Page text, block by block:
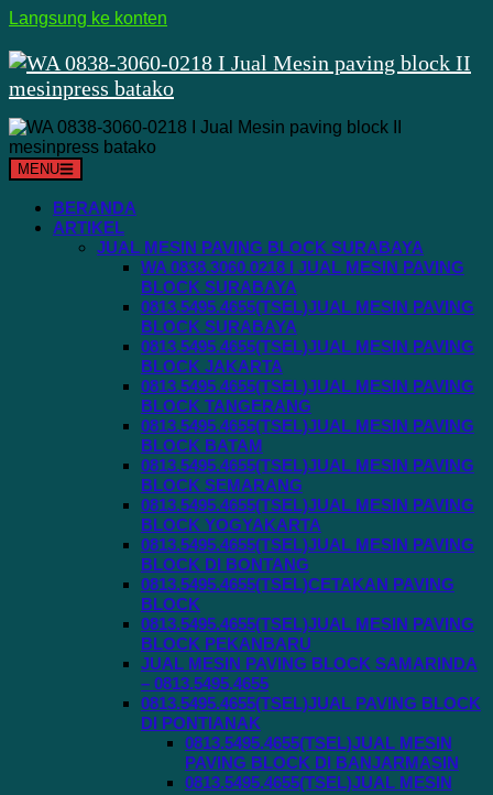
Langsung ke konten
MENU
BERANDA
ARTIKEL
JUAL MESIN PAVING BLOCK SURABAYA
WA 0838.3060.0218 I JUAL MESIN PAVING
BLOCK SURABAYA
0813.5495.4655(TSEL)JUAL MESIN PAVING
BLOCK SURABAYA
0813.5495.4655(TSEL)JUAL MESIN PAVING
BLOCK JAKARTA
0813.5495.4655(TSEL)JUAL MESIN PAVING
BLOCK TANGERANG
0813.5495.4655(TSEL)JUAL MESIN PAVING
BLOCK BATAM
0813.5495.4655(TSEL)JUAL MESIN PAVING
BLOCK SEMARANG
0813.5495.4655(TSEL)JUAL MESIN PAVING
BLOCK YOGYAKARTA
0813.5495.4655(TSEL)JUAL MESIN PAVING
BLOCK DI BONTANG
0813.5495.4655(TSEL)CETAKAN PAVING
BLOCK
0813.5495.4655(TSEL)JUAL MESIN PAVING
BLOCK PEKANBARU
JUAL MESIN PAVING BLOCK SAMARINDA
– 0813.5495.4655
0813.5495.4655(TSEL)JUAL PAVING BLOCK
DI PONTIANAK
0813.5495.4655(TSEL)JUAL MESIN
PAVING BLOCK DI BANJARMASIN
0813.5495.4655(TSEL)JUAL MESIN